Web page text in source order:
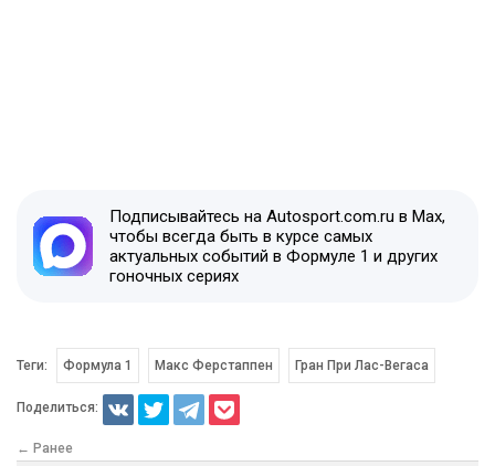
Подписывайтесь на Autosport.com.ru в Max,
чтобы всегда быть в курсе самых
актуальных событий в Формуле 1 и других
гоночных сериях
Теги: Формула 1 Макс Ферстаппен Гран При Лас-Вегаса
Поделиться:
← Ранее